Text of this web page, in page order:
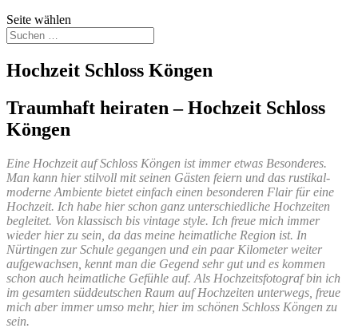
Seite wählen
Hochzeit Schloss Köngen
Traumhaft heiraten – Hochzeit Schloss
Köngen
Eine Hochzeit auf Schloss Köngen ist immer etwas Besonderes.
Man kann hier stilvoll mit seinen Gästen feiern und das rustikal-
moderne Ambiente bietet einfach einen besonderen Flair für eine
Hochzeit. Ich habe hier schon ganz unterschiedliche Hochzeiten
begleitet. Von klassisch bis vintage style. Ich freue mich immer
wieder hier zu sein, da das meine heimatliche Region ist. In
Nürtingen zur Schule gegangen und ein paar Kilometer weiter
aufgewachsen, kennt man die Gegend sehr gut und es kommen
schon auch heimatliche Gefühle auf. Als Hochzeitsfotograf bin ich
im gesamten süddeutschen Raum auf Hochzeiten unterwegs, freue
mich aber immer umso mehr, hier im schönen Schloss Köngen zu
sein.